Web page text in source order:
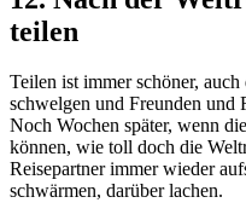
teilen
Teilen ist immer schöner,
schwelgen und Freunden und
Noch Wochen später, wenn
können, wie toll doch die
Reisepartner immer wieder
schwärmen, darüber lachen.